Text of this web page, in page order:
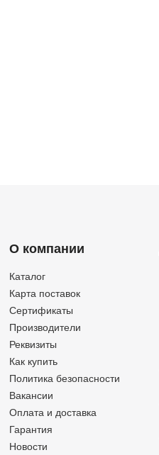
О компании
Каталог
Карта поставок
Сертификаты
Производители
Реквизиты
Как купить
Политика безопасности
Вакансии
Оплата и доставка
Гарантия
Новости